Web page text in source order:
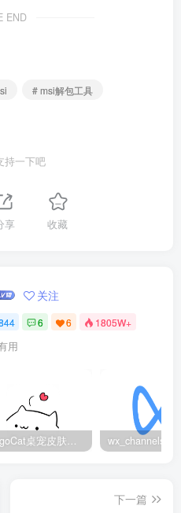
END
# msi解包工具
持一下吧
享 收藏
关注
6 6 1805W+
用
BongoCat桌宠皮肤包大全：20款主题皮肤免费下载
下一篇